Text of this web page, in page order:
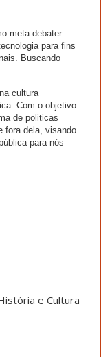
meta debater
para fins
Buscando
cultura
Com o objetivo
de politicas
fora dela, visando
para nós
e Cultura